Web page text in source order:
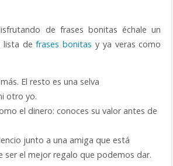
de frases bonitas échale un
lista defrases bonitas y ya veras como
El resto es una selva
otro yo.
el dinero: conoces su valor antes de
junto a una amiga que está
ser el mejor regalo que podemos dar.